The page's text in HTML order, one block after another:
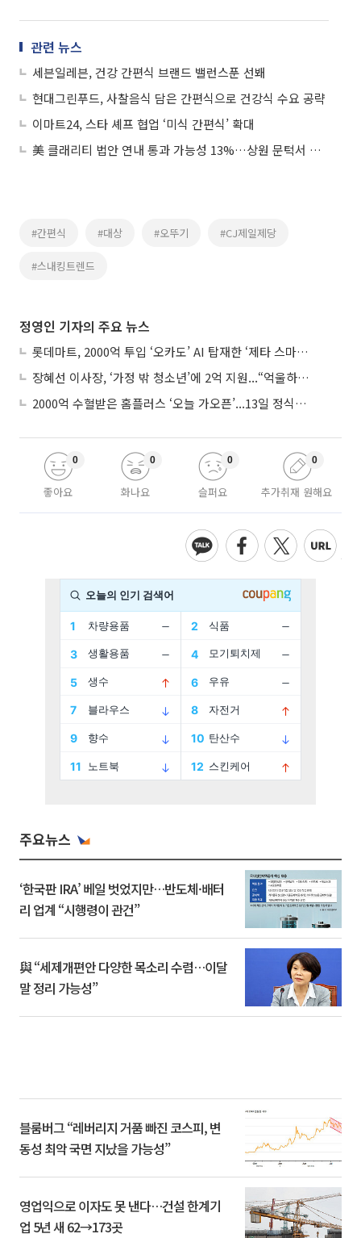
관련 뉴스
세븐일레븐, 건강 간편식 브랜드 밸런스푼 선봬
현대그린푸드, 사찰음식 담은 간편식으로 건강식 수요 공략
이마트24, 스타 셰프 협업 ‘미식 간편식’ 확대
美 클래리티 법안 연내 통과 가능성 13%…상원 문턱서 제동
#간편식 #대상 #오뚜기 #CJ제일제당
#스내킹트렌드
정영인 기자의 주요 뉴스
롯데마트, 2000억 투입 ‘오카도’ AI 탑재한 ‘제타 스마트센터’...온라인 장보기 판 바꾼다
장혜선 이사장, ‘가정 밖 청소년’에 2억 지원...“억울하고 아파도 단단해지길”
2000억 수혈받은 홈플러스 ‘오늘 가오픈’...13일 정식 개장 시험대
좋아요
0
화나요
0
슬퍼요
0
추가취재 원해요
0
주요뉴스
‘한국판 IRA’ 베일 벗었지만…반도체·배터
리 업계 “시행령이 관건”
與 “세제개편안 다양한 목소리 수렴…이달
말 정리 가능성”
블룸버그 “레버리지 거품 빠진 코스피, 변
동성 최악 국면 지났을 가능성”
영업익으로 이자도 못 낸다…건설 한계기
업 5년 새 62→173곳